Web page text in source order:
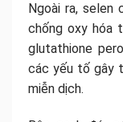
Ngoài ra,
chống oxy hóa
glutathione
các yếu tố gây
miễn dịch.